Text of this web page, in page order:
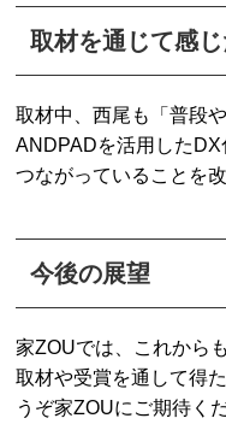
取材を通じて感じ
取材中、西尾も「普段
ANDPADを活用したDX
つながっていることを
今後の展望
家ZOUでは、これから
取材や受賞を通して得
うぞ家ZOUにご期待く